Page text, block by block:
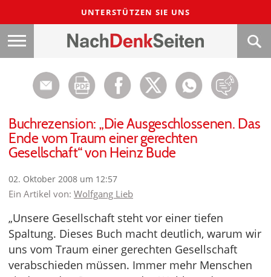
UNTERSTÜTZEN SIE UNS
Buchrezension: „Die Ausgeschlossenen. Das
Ende vom Traum einer gerechten
Gesellschaft“ von Heinz Bude
02. Oktober 2008 um 12:57
Ein Artikel von: Wolfgang Lieb
„Unsere Gesellschaft steht vor einer tiefen
Spaltung. Dieses Buch macht deutlich, warum wir
uns vom Traum einer gerechten Gesellschaft
verabschieden müssen. Immer mehr Menschen